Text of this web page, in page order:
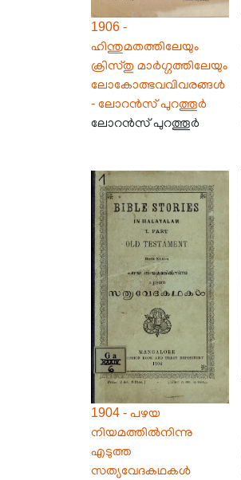
1906 -
ഹിന്തുമതത്തിലേയും
ക്രിസ്തു മാർഗ്ഗത്തിലേയും
ലോകോത്ഭവവിവരങ്ങൾ
- ലോറൻസ് പുറത്തൂർ
ലോറൻസ് പുറത്തൂർ
1904 - പഴയ
നിയമത്തിൽനിന്നു
എടുത്ത
സത്യവേദകഥകൾ